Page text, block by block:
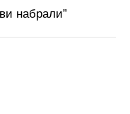
набрали”